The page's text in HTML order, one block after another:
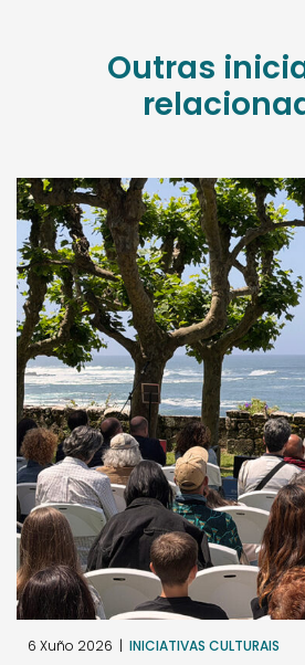
Outras
6 Xuño 2026 | INICIATIVAS CULTURAIS